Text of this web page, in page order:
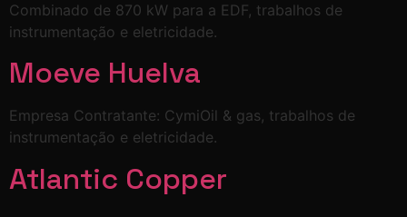
Combinado de 870 kW para a EDF, trabalhos de
instrumentação e eletricidade.
Moeve Huelva
Empresa Contratante: CymiOil & gas, trabalhos de
instrumentação e eletricidade.
Atlantic Copper